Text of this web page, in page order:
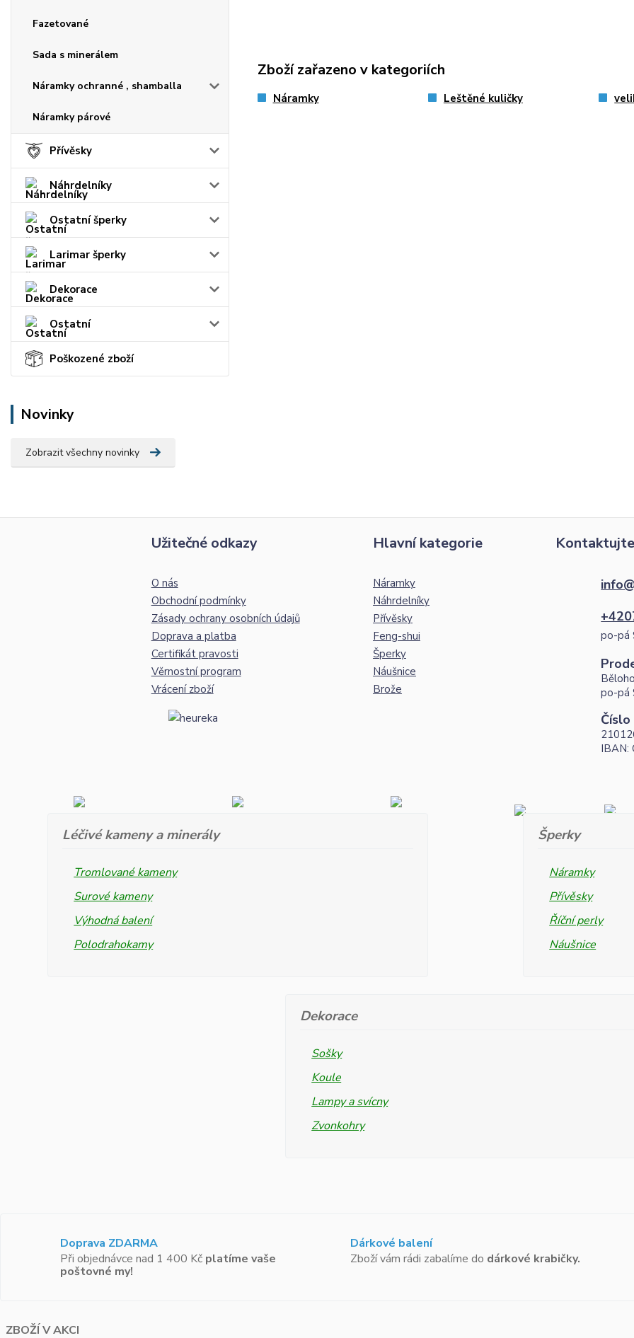
Fazetované
Sada s minerálem
Náramky ochranné , shamballa
Náramky párové
Přívěsky
Náhrdelníky
Ostatní šperky
Larimar šperky
Dekorace
Ostatní
Poškozené zboží
Novinky
Zobrazit všechny novinky
Zboží zařazeno v kategoriích
Náramky Leštěné kuličky
Užitečné odkazy
O nás
Obchodní podmínky
Zásady ochrany osobních údajů
Doprava a platba
Certifikát pravosti
Věrnostní program
Vrácení zboží
Hlavní kategorie
Náramky
Náhrdelníky
Přívěsky
Feng-shui
Šperky
Náušnice
Brože
po-pá
po-pá
IBAN:
Léčivé kameny a minerály
Tromlované kameny
Surové kameny
Výhodná balení
Polodrahokamy
Šperky
Náramky
Přívěsky
Říční perly
Náušnice
Dekorace
Sošky
Koule
Lampy a svícny
Zvonkohry
Doprava ZDARMA
Při objednávce nad 1 400 Kč platíme vaše
poštovné my!
Dárkové balení
Zboží vám rádi zabalíme do dárkové krabičky.
ZBOŽÍ V AKCI